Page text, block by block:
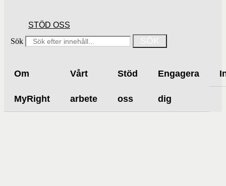
STÖD OSS
Sök
SÖK
Om
MyRight
Vårt
arbete
Stöd
oss
Engagera
dig